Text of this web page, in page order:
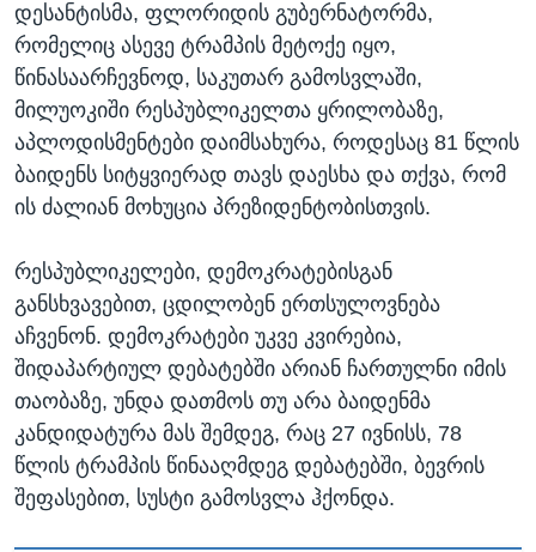
დესანტისმა, ფლორიდის გუბერნატორმა,
რომელიც ასევე ტრამპის მეტოქე იყო,
წინასაარჩევნოდ, საკუთარ გამოსვლაში,
მილუოკიში რესპუბლიკელთა ყრილობაზე,
აპლოდისმენტები დაიმსახურა, როდესაც 81 წლის
ბაიდენს სიტყვიერად თავს დაესხა და თქვა, რომ
ის ძალიან მოხუცია პრეზიდენტობისთვის.
რესპუბლიკელები, დემოკრატებისგან
განსხვავებით, ცდილობენ ერთსულოვნება
აჩვენონ. დემოკრატები უკვე კვირებია,
შიდაპარტიულ დებატებში არიან ჩართულნი იმის
თაობაზე, უნდა დათმოს თუ არა ბაიდენმა
კანდიდატურა მას შემდეგ, რაც 27 ივნისს, 78
წლის ტრამპის წინააღმდეგ დებატებში, ბევრის
შეფასებით, სუსტი გამოსვლა ჰქონდა.